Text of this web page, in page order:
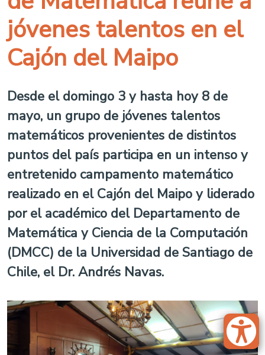
jóvenes talentos en el
Cajón del Maipo
Desde el domingo 3 y hasta hoy 8 de
mayo, un grupo de jóvenes talentos
matemáticos provenientes de distintos
puntos del país participa en un intenso y
entretenido campamento matemático
realizado en el Cajón del Maipo y liderado
por el académico del Departamento de
Matemática y Ciencia de la Computación
(DMCC) de la Universidad de Santiago de
Chile, el Dr. Andrés Navas.